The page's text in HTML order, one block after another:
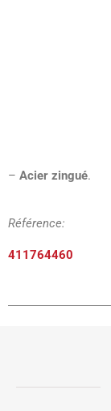
– Acier zingué.
Référence:
411764460